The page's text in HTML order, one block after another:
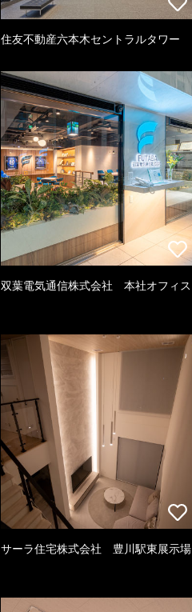
住友不動産六本木セントラルタワー
双葉電気通信株式会社 本社オフィス
サーラ住宅株式会社 豊川駅東展示場